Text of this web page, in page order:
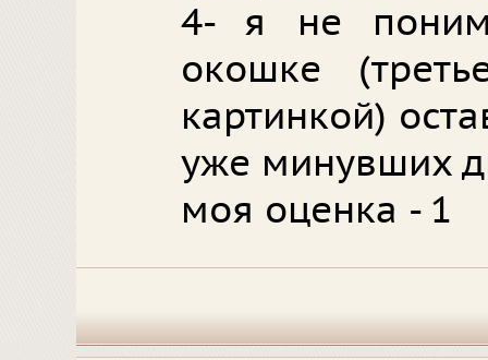
4- я не
окошке
картинкой)
уже минувших
моя оценка - 1